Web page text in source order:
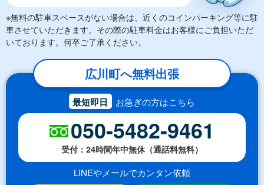
※無料の駐車スペースがない場合は、近くのコインパーキング等に駐
車させていただきます。その際の駐車料金はお客様にご負担いただ
いております。何卒ご了承ください。
広川町へ無料出張
最短即日 お急ぎの方はこちら
050-5482-9461
受付：24時間年中無休（通話料無料）
LINEやメールでカンタン依頼